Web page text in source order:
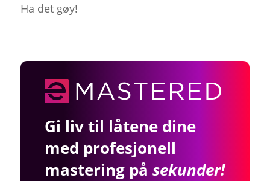
Ha det gøy!
Gi liv til låtene dine
med profesjonell
mastering på sekunder!